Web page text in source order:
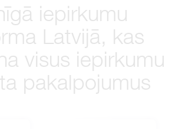
iepirkumu
Latvijā, kas
visus iepirkumu
pakalpojumus